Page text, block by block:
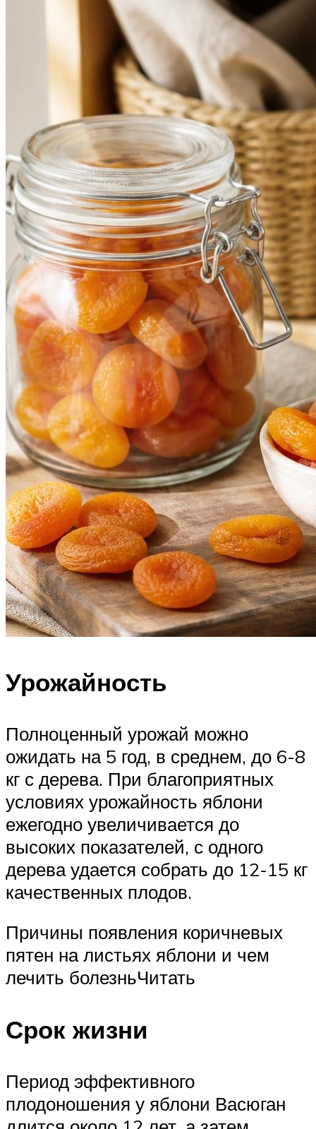
Урожайность
Полноценный урожай можно
ожидать на 5 год, в среднем, до 6-8
кг с дерева. При благоприятных
условиях урожайность яблони
ежегодно увеличивается до
высоких показателей, с одного
дерева удается собрать до 12-15 кг
качественных плодов.
Причины появления коричневых
пятен на листьях яблони и чем
лечить болезньЧитать
Срок жизни
Период эффективного
плодоношения у яблони Васюган